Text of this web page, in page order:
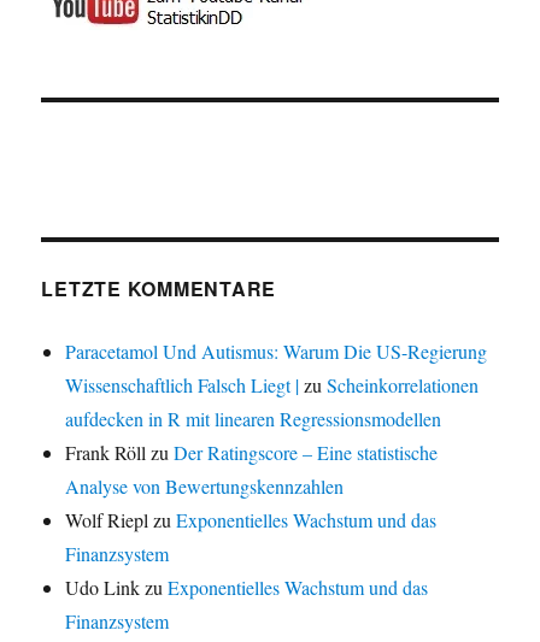
LETZTE KOMMENTARE
Paracetamol Und Autismus: Warum Die US-Regierung
Wissenschaftlich Falsch Liegt |zuScheinkorrelationen
aufdecken in R mit linearen Regressionsmodellen
Frank Röll zuDer Ratingscore – Eine statistische
Analyse von Bewertungskennzahlen
Wolf Riepl zuExponentielles Wachstum und das
Finanzsystem
Udo LinkzuExponentielles Wachstum und das
Finanzsystem